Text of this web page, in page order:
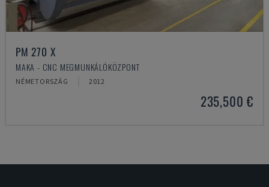
PM 270 X
MAKA - CNC MEGMUNKÁLÓKÖZPONT
NÉMETORSZÁG 2012
235,500 €